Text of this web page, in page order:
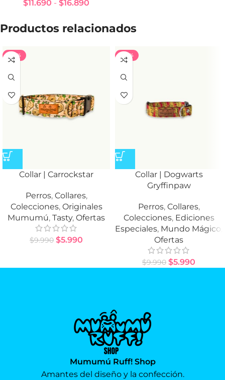
$11.690 - $16.890
Productos relacionados
-40%
Collar | Carrockstar
Perros, Collares,
Colecciones, Originales
Mumumú, Tasty, Ofertas
$9.990 $5.990
-40%
Collar | Dogwarts
Gryffinpaw
Perros, Collares,
Colecciones, Ediciones
Especiales, Mundo Mágico
Ofertas
$9.990 $5.990
Mumumú Ruff! Shop
Amantes del diseño y la confección.